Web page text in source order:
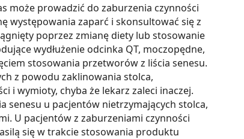
może prowadzić do zaburzenia czynności
występowania zaparć i skonsultować się z
poprzez zmianę diety lub stosowanie
wydłużenie odcinka QT, moczopędne,
stosowania przetworów z liścia senesu.
z powodu zaklinowania stolca,
i wymioty, chyba że lekarz zaleci inaczej.
senesu u pacjentów nietrzymających stolca,
U pacjentów z zaburzeniami czynności
się w trakcie stosowania produktu